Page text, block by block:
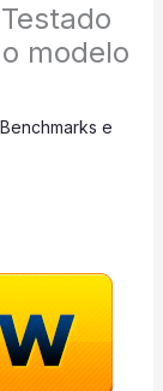
modelo
e